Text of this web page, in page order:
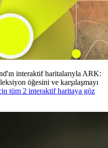
interaktif haritalarıyla ARK:
öğesini ve karşılaşmayı
tüm 2 interaktif haritaya göz